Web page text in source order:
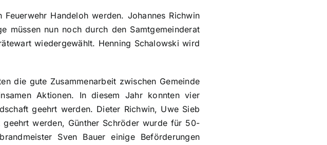
Handeloh werden. Johannes Richwin
müssen nun noch durch den Samtgemeinderat
wiedergewählt. Henning Schalowski wird
die gute Zusammenarbeit zwischen Gemeinde
Aktionen. In diesem Jahr konnten vier
geehrt werden. Dieter Richwin, Uwe Sieb
werden, Günther Schröder wurde für 50-
Sven Bauer einige Beförderungen